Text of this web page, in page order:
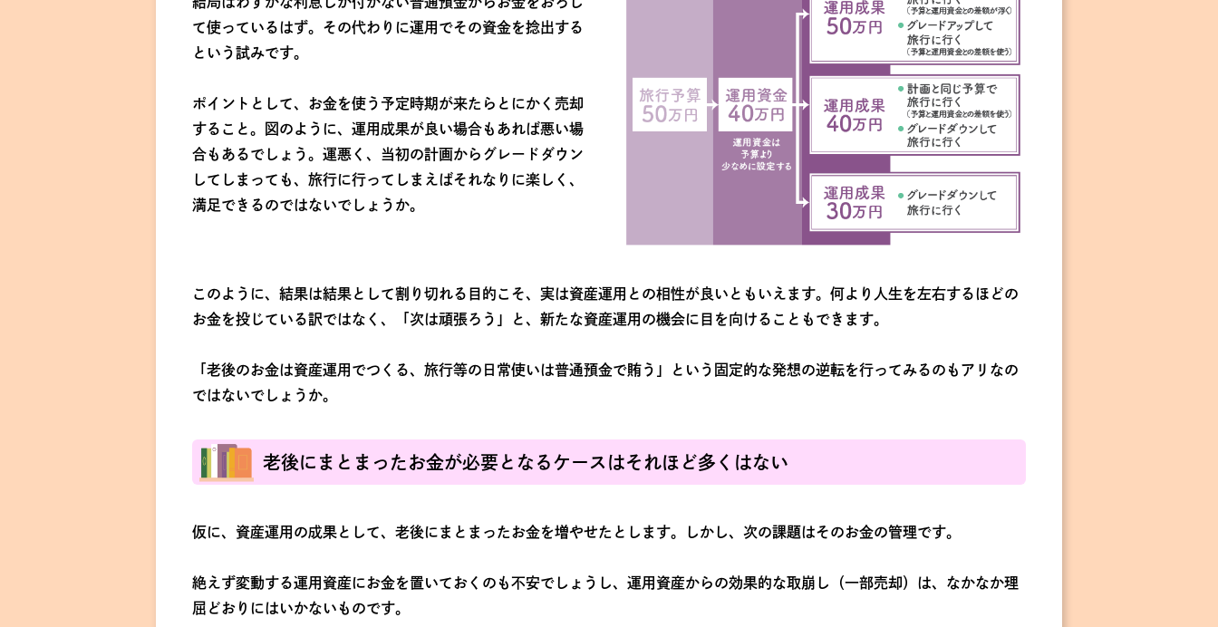
て使っているはず。その代わりに運用でその資金を捻出する
という試みです。
ポイントとして、お金を使う予定時期が来たらとにかく売却
すること。図のように、運用成果が良い場合もあれば悪い場
合もあるでしょう。運悪く、当初の計画からグレードダウン
してしまっても、旅行に行ってしまえばそれなりに楽しく、
満足できるのではないでしょうか。
このように、結果は結果として割り切れる目的こそ、実は資産運用との相性が良いともいえます。何より人生を左右するほどの
お金を投じている訳ではなく、「次は頑張ろう」と、新たな資産運用の機会に目を向けることもできます。
「老後のお金は資産運用でつくる、旅行等の日常使いは普通預金で賄う」という固定的な発想の逆転を行ってみるのもアリなの
ではないでしょうか。
老後にまとまったお金が必要となるケースはそれほど多くはない
仮に、資産運用の成果として、老後にまとまったお金を増やせたとします。しかし、次の課題はそのお金の管理です。
絶えず変動する運用資産にお金を置いておくのも不安でしょうし、運用資産からの効果的な取崩し（一部売却）は、なかなか理
屈どおりにはいかないものです。